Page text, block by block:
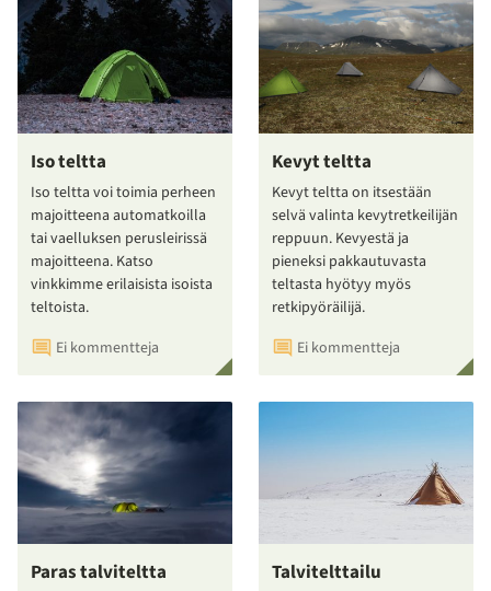
Iso teltta
Iso teltta voi toimia perheen
majoitteena automatkoilla
tai vaelluksen perusleirissä
majoitteena. Katso
vinkkimme erilaisista isoista
teltoista.
Ei kommentteja
Kevyt teltta
Kevyt teltta on itsestään
selvä valinta kevytretkeilijän
reppuun. Kevyestä ja
pieneksi pakkautuvasta
teltasta hyötyy myös
retkipyöräilijä.
Ei kommentteja
Paras talviteltta Talvitelttailu